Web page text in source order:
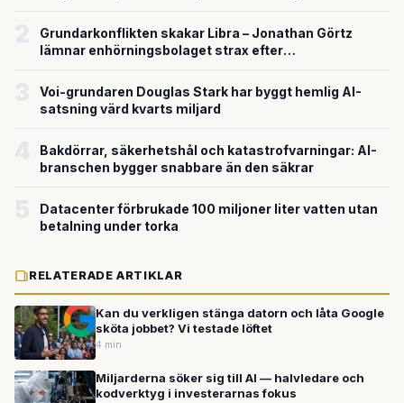
Grundarkonflikten skakar Libra – Jonathan Görtz
lämnar enhörningsbolaget strax efter
Voi-grundaren Douglas Stark har byggt hemlig AI-
satsning värd kvarts miljard
Bakdörrar, säkerhetshål och katastrofvarningar: AI-
branschen bygger snabbare än den säkrar
Datacenter förbrukade 100 miljoner liter vatten utan
betalning under torka
RELATERADE ARTIKLAR
Kan du verkligen stänga datorn och låta Google
sköta jobbet? Vi testade löftet
4 min
Miljarderna söker sig till AI — halvledare och
kodverktyg i investerarnas fokus